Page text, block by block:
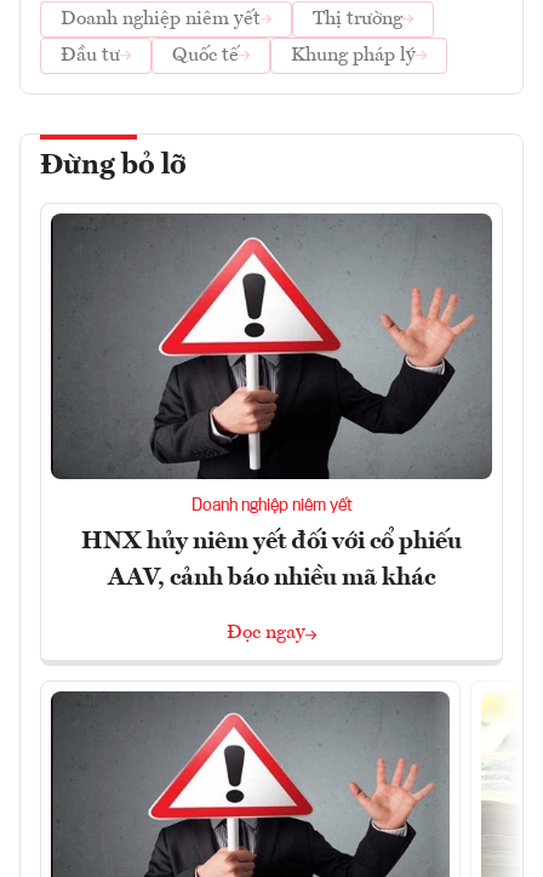
Doanh nghiệp niêm yết
Thị trường
Đầu tư
Quốc tế Khung pháp lý
Đừng bỏ lỡ
Doanh nghiệp niêm yết
HNX hủy niêm yết đối với cổ phiếu
AAV, cảnh báo nhiều mã khác
Đọc ngay